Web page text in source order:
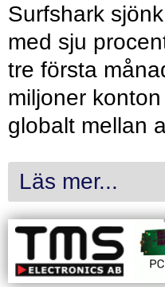
Surfshark
med sju
tre första
miljoner
globalt mellan
Läs mer...